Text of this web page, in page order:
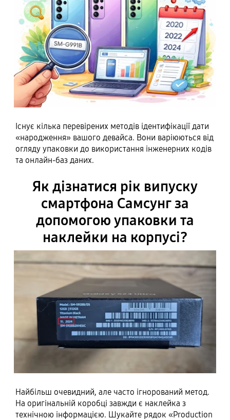
Існує кілька перевірених методів ідентифікації дати
«народження» вашого девайса. Вони варіюються від
огляду упаковки до використання інженерних кодів
та онлайн-баз даних.
Як дізнатися рік випуску
смартфона Самсунг за
допомогою упаковки та
наклейки на корпусі?
Найбільш очевидний, але часто ігнорований метод.
На оригінальній коробці завжди є наклейка з
технічною інформацією. Шукайте рядок «Production